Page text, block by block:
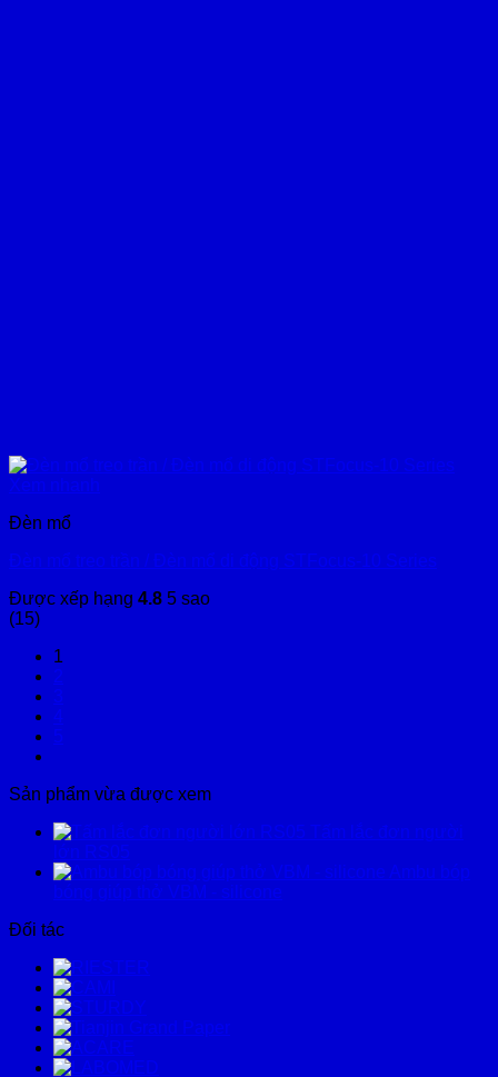
Xem nhanh
Đèn mổ
Đèn mổ treo trần / Đèn mổ di động STFocus-10 Series
Được xếp hạng 4.8 5 sao
(15)
1
2
3
4
5
Sản phẩm vừa được xem
Tấm lắc đơn người
lớn RS05
Ambu bóp
bóng giúp thở VBM - silicone
Đối tác